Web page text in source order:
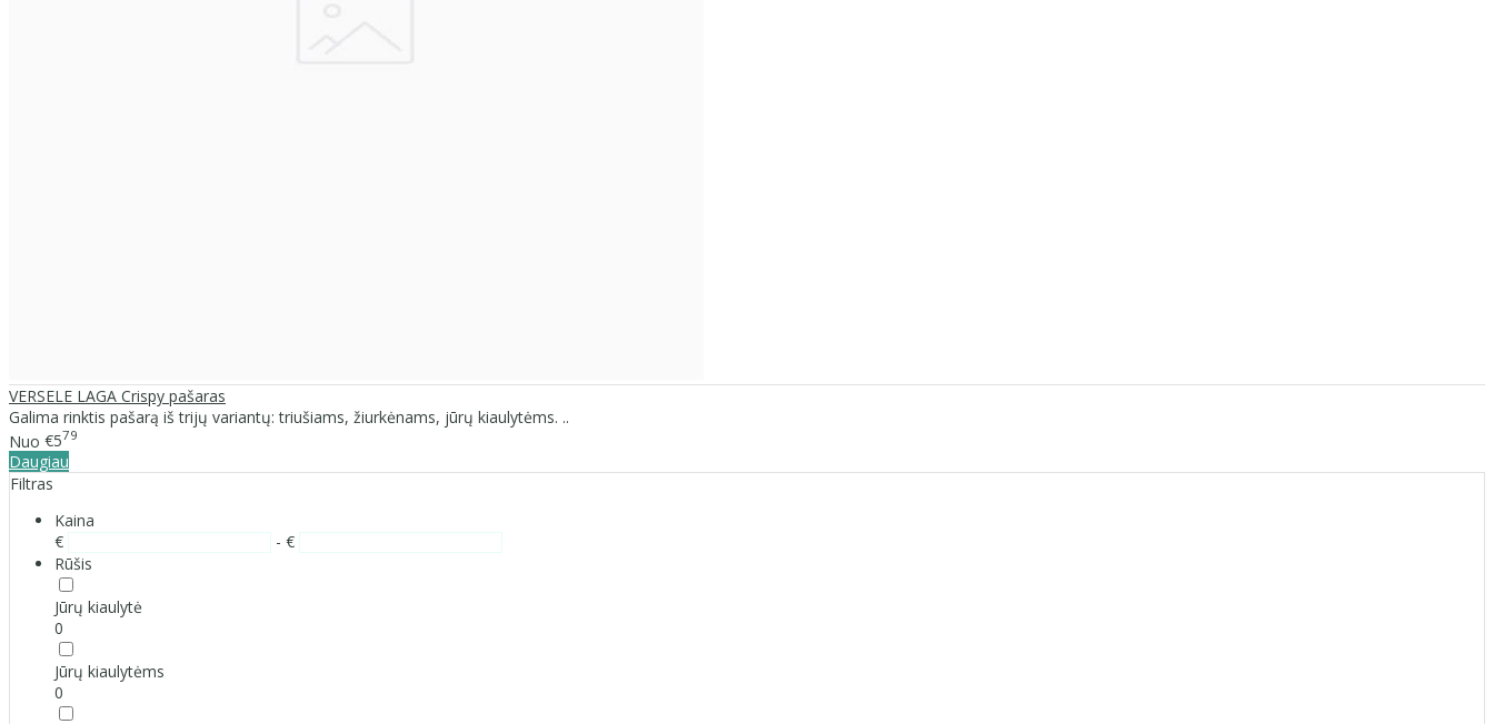
VERSELE LAGA Crispy pašaras
Galima rinktis pašarą iš trijų variantų: triušiams, žiurkėnams, jūrų kiaulytėms. ..
Nuo €579
Daugiau
Filtras
Kaina
€
- €
Rūšis
Jūrų kiaulytė
0
Jūrų kiaulytėms
0